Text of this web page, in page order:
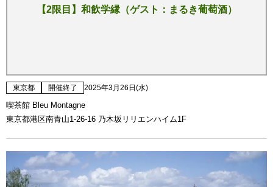
【2限目】和飲学縁（ゲスト：まるき葡萄酒）
東京都 開催終了 2025年3月26日(水)
喫茶館 Bleu Montagne
東京都港区南青山1-26-16 乃木坂リリエンハイム1F